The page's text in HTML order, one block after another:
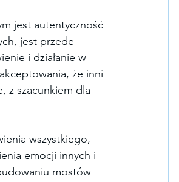
jest autentyczność
jest przede
i działanie w
że inni
z szacunkiem dla
wszystkiego,
emocji innych i
mostów